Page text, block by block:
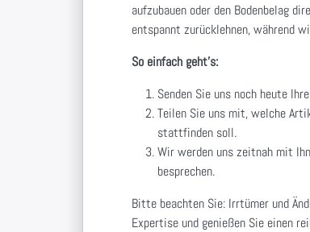
aufzubauen oder den Bodenbelag
entspannt zurücklehnen, während
So einfach geht's:
Senden Sie uns noch heute
Teilen Sie uns mit, welche
stattfinden soll.
Wir werden uns zeitnah mit
besprechen.
Bitte beachten Sie: Irrtümer und
Expertise und genießen Sie einen